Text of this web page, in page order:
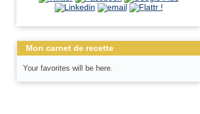
Mon carnet de recette
Your favorites will be here.